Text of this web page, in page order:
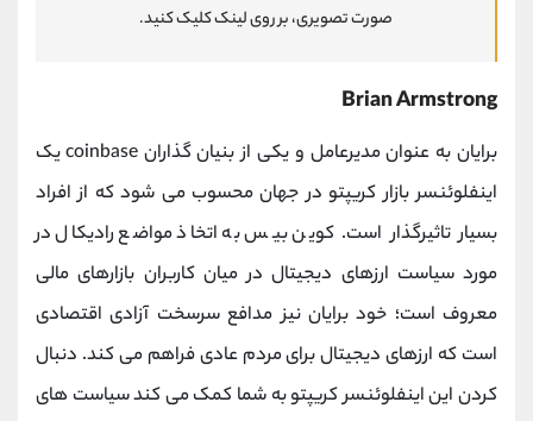
صورت تصویری، بر روی لینک کلیک کنید.
Brian Armstrong
برایان به ‌عنوان مدیرعامل و یکی از بنیان ‌گذارانcoinbaseیک
اینفلوئنسر بازار کریپتو در جهان محسوب می ‌شود که از افراد
بسیار تاثیرگذار است. کوین بیس به اتخاذ مواضع رادیکال در
مورد سیاست ارزهای دیجیتال در میان کاربران بازارهای مالی
معروف است؛ خود برایان نیز مدافع سرسخت آزادی اقتصادی
است که ارزهای دیجیتال برای مردم عادی فراهم می ‌کند. دنبال
‌کردن این اینفلوئنسر کریپتو به شما کمک می ‌کند سیاست ‌های